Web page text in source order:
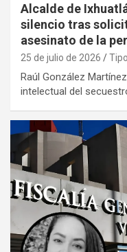
Alcalde de
silencio tras
asesinato de la
25 de julio de 2026
Raúl González
intelectual del